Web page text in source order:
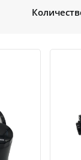
в избранное